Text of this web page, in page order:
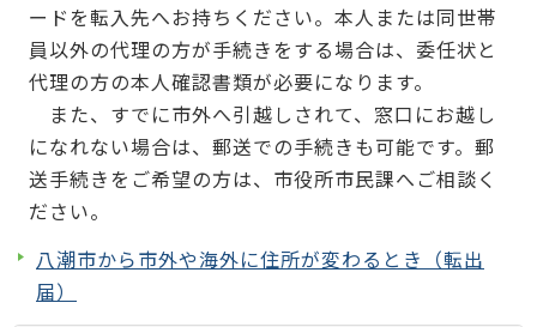
ードを転入先へお持ちください。本人または同世帯
員以外の代理の方が手続きをする場合は、委任状と
代理の方の本人確認書類が必要になります。
また、すでに市外へ引越しされて、窓口にお越し
になれない場合は、郵送での手続きも可能です。郵
送手続きをご希望の方は、市役所市民課へご相談く
ださい。
八潮市から市外や海外に住所が変わるとき（転出
届）